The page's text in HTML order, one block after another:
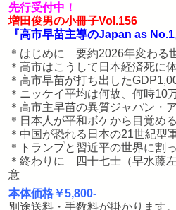
先行受付中！
増田俊男の小冊子Vol.156
『高市早苗主導のJapan as No.1
＊はじめに 要約2026年変わる
＊高市はこうして日本経済死に
＊高市早苗が打ち出した
＊ニッケイ平均は何故、何時10
＊高市主早苗の異質ジャパン・
＊日本人が平和ボケから目覚め
＊中国が恐れる日本の21世紀型
＊トランプと習近平の世界に割
＊終わりに 四十七士（早水藤
意
本体価格￥5,800-
別途送料・手数料が掛かります。